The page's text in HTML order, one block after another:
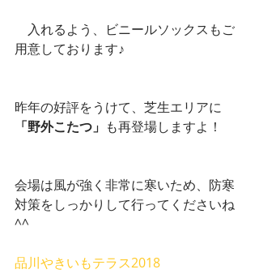
入れるよう、ビニールソックスもご
用意しております♪
昨年の好評をうけて、芝生エリアに
「野外こたつ」 も再登場しますよ！
会場は風が強く非常に寒いため、防寒
対策をしっかりして行ってくださいね
^^
品川やきいもテラス2018